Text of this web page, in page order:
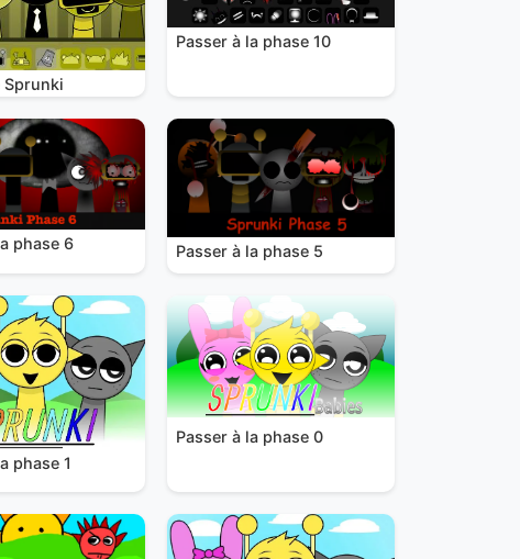
Sprunki
Passer à la phase 10
phase 6 Passer à la phase 5
phase 1
Passer à la phase 0